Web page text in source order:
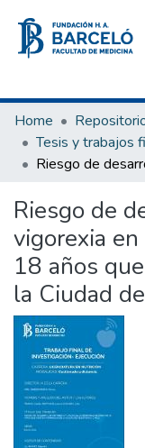
Home
Tesis y trabajos
Riesgo de
vigorexia
18 años
la Ciudad